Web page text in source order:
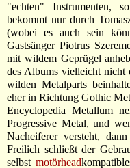
"echten" Instrumenten,
bekommt nur durch
(wobei es auch sein
Gastsänger Piotrus
mit wildem Geprügel
des Albums vielleicht nicht
wilden Metalparts
eher in Richtung Gothic
Encyclopedia Metallum
Progressive Metal, und
Nacheiferer versteht,
Freilich schließt der
selbst motörhead